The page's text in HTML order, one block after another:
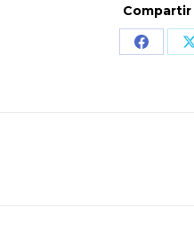
Share